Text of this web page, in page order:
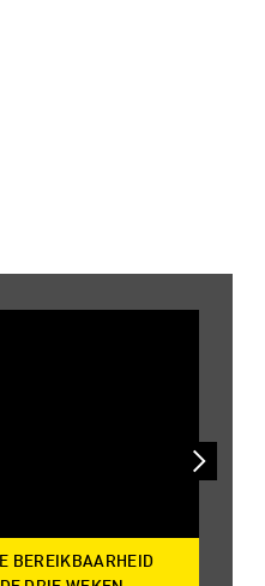
BEREIKBAARHEID